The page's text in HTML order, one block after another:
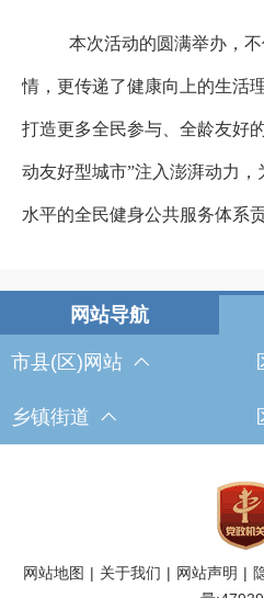
本次活动的圆满举办，
情，更传递了健康向上的生活理
打造更多全民参与、全龄友好
动友好型城市”注入澎湃动力，
水平的全民健身公共服务体系
市县(区)网站
乡镇街道
网站地图 | 关于我们 | 网站声明 |